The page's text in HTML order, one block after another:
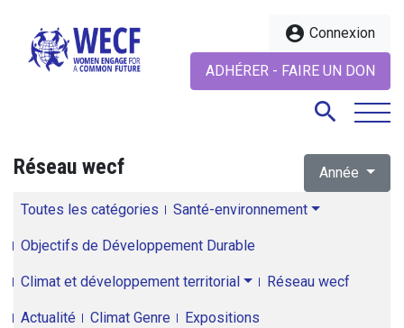
account_circle Connexion
ADHÉRER - FAIRE UN DON
search
Réseau wecf Année
Toutes les catégories Santé-environnement
Objectifs de Développement Durable
Climat et développement territorial Réseau wecf
Actualité Climat Genre Expositions